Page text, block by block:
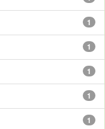
1
1
1
1
1